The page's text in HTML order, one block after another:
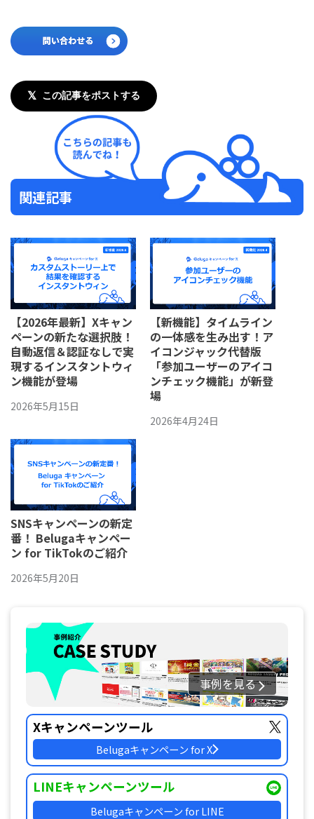
𝕏 この記事をポストする
関連記事
【2026年最新】Xキャン
ペーンの新たな選択肢！
自動返信＆認証なしで実
現するインスタントウィ
ン機能が登場
2026年5月15日
【新機能】タイムライン
の一体感を生み出す！ア
イコンジャック代替版
「参加ユーザーのアイコ
ンチェック機能」が新登
場
2026年4月24日
SNSキャンペーンの新定
番！ Belugaキャンペー
ン for TikTokのご紹介
2026年5月20日
事例を見る
Xキャンペーンツール
Belugaキャンペーン for X
LINEキャンペーンツール
Belugaキャンペーン for LINE